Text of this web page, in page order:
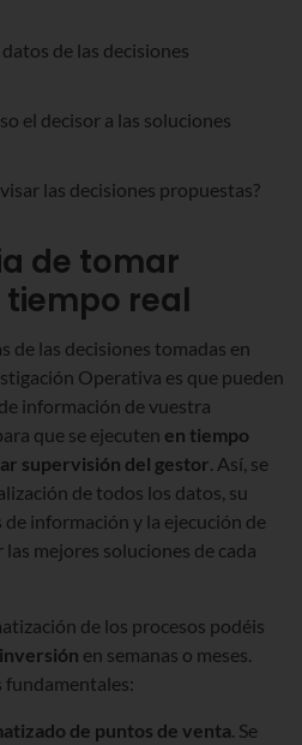
de las decisiones
el decisor a las soluciones
las decisiones propuestas?
de tomar
tiempo real
de las decisiones tomadas en
Operativa es que pueden
información de vuestra
que se ejecuten en tiempo
supervisión del gestor. Así, se
de todos los datos, su
de información y la ejecución de
mejores soluciones de cada
de los procesos podéis
en semanas o meses.
fundamentales:
de puntos de venta. Se